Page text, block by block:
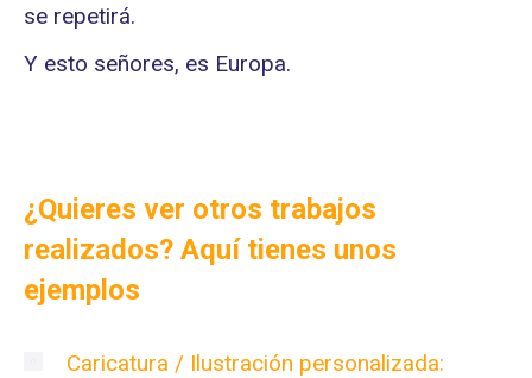
se repetirá.
Y esto señores, es Europa.
¿Quieres ver otros trabajos
realizados? Aquí tienes unos
ejemplos
Caricatura / Ilustración personalizada: